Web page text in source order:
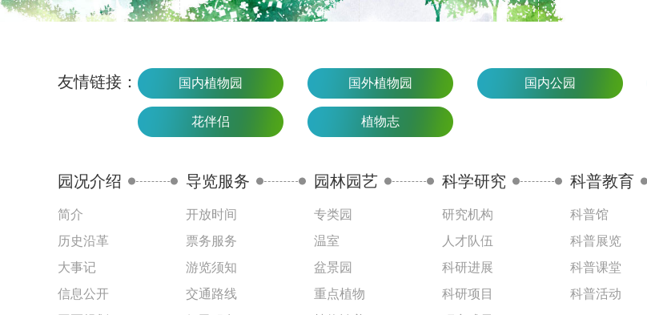
友情链接： 国内植物园 国外植物园 国内公园
花伴侣 植物志
园况介绍
简介
历史沿革
大事记
信息公开
导览服务
开放时间
票务服务
游览须知
交通路线
园林园艺
专类园
温室
盆景园
重点植物
科学研究
研究机构
人才队伍
科研进展
科研项目
科普教育
科普馆
科普展览
科普课堂
科普活动